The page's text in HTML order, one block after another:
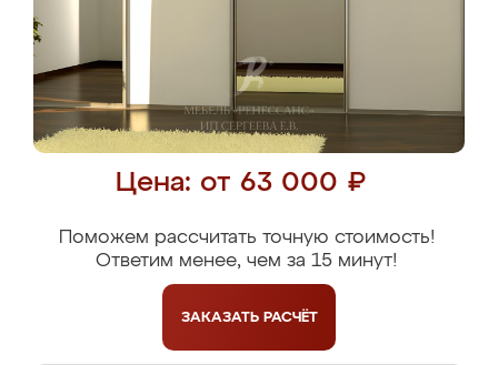
Цена: от 63 000 ₽
Поможем рассчитать точную стоимость!
Ответим менее, чем за 15 минут!
ЗАКАЗАТЬ РАСЧЁТ